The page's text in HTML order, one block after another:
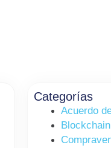
Categorías
Acuerdo
Blockchain